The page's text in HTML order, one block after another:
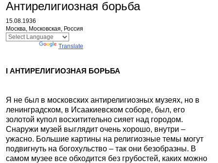
Антирелигиозная борьба
15.08.1936
Москва, Московская, Россия
Translate
I АНТИРЕЛИГИОЗНАЯ БОРЬБА
Я не был в московских антирелигиозных музеях, но в
ленинградском, в Исаакиевском соборе, был, его
золотой купол восхитительно сияет над городом.
Снаружи музей выглядит очень хорошо, внутри –
ужасно. Большие картины на религиозные темы могут
подвигнуть на богохульство – так они безобразны. В
самом музее все обходится без грубостей, каких можно